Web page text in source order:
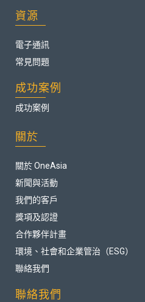
資源
電子通訊
常見問題
成功案例
成功案例
關於
關於 OneAsia
新聞與活動
我們的客戶
獎項及認證
合作夥伴計畫
環境、社會和企業管治（ESG）
聯絡我們
聯絡我們